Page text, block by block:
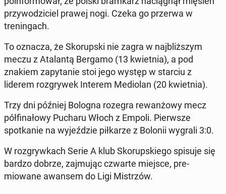
przy­wodzi­ciel prawej nogi. Czeka go przerwa w
treningach.
To oznacza, że Sko­rup­s­ki nie zagra w na­jbliższym
meczu z Ata­lan­tą Bergamo (13 kwiet­nia), a pod
znakiem za­py­tanie stoi jego występ w starciu z
liderem roz­gry­wek Interem Medi­olan (20 kwiet­nia).
Trzy dni później Bologna rozegra re­wanżowy mecz
pół­fi­nałowy Pucharu Włoch z Empoli. Pier­wsze
spotkanie na wyjeździe piłkarze z Bolonii wygrali 3:0.
W roz­gry­wkach Serie A klub Sko­rup­skiego spisuje się
bardzo dobrze, za­j­mu­jąc czwarte miejsce, pre­
miowane awansem do Ligi Mis­trzów.